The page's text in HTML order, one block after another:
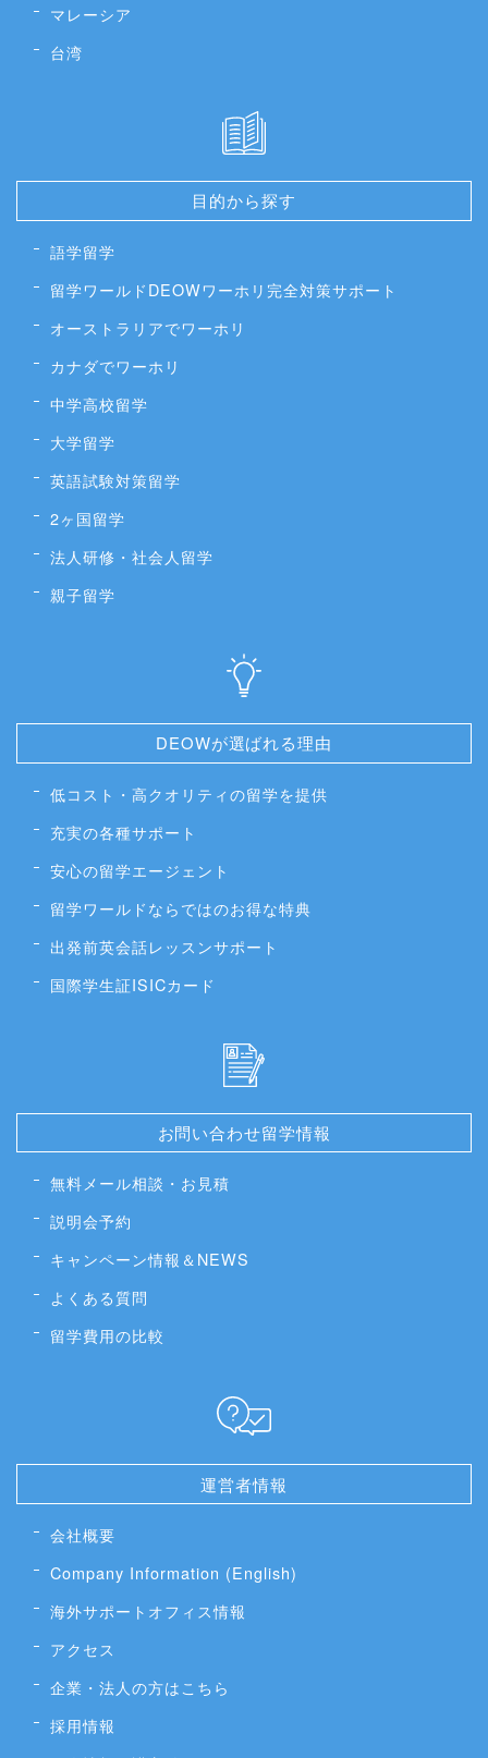
マレーシア
台湾
目的から探す
語学留学
留学ワールドDEOWワーホリ完全対策サポート
オーストラリアでワーホリ
カナダでワーホリ
中学高校留学
大学留学
英語試験対策留学
2ヶ国留学
法人研修・社会人留学
親子留学
DEOWが選ばれる理由
低コスト・高クオリティの留学を提供
充実の各種サポート
安心の留学エージェント
留学ワールドならではのお得な特典
出発前英会話レッスンサポート
国際学生証ISICカード
お問い合わせ留学情報
無料メール相談・お見積
説明会予約
キャンペーン情報＆NEWS
よくある質問
留学費用の比較
運営者情報
会社概要
Company Information (English)
海外サポートオフィス情報
アクセス
企業・法人の方はこちら
採用情報